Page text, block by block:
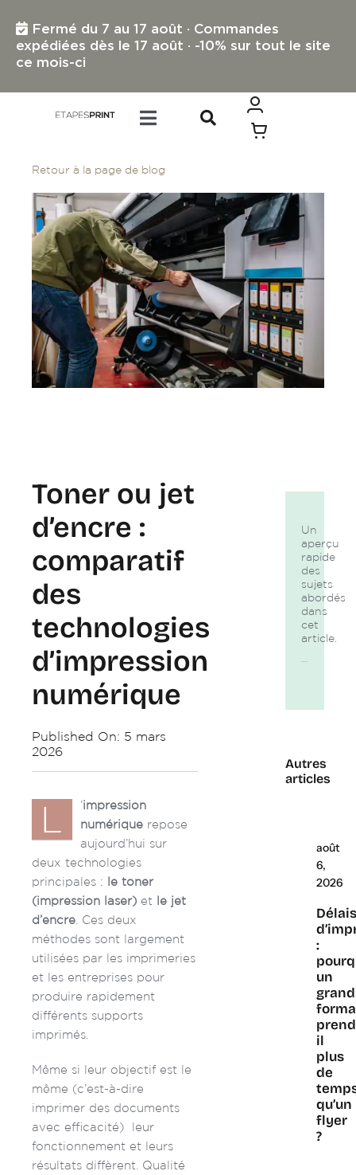
contenuFermé du 7 au 17 août · Commandes
expédiées dès le 17 août · -10% sur tout le site
ce mois-ci
Toggle
IMPRESSION PETIT FORMAT
IMPRESSION GRAND FORMAT
PROFESSIONNELS
Retour à la page de blog
Toner ou jet
d’encre :
comparatif
des
technologies
d’impression
numérique
Published On: 5 mars
2026
L ’impression
numériquerepose
aujourd’hui sur
deux technologies
principales : le toner
(impression laser)et le jet
d’encre. Ces deux
méthodes sont largement
utilisées par les imprimeries
et les entreprises pour
produire rapidement
différents supports
imprimés.
Même si leur objectif est le
même (c’est-à-dire
imprimer des documents
avec efficacité) leur
fonctionnement et leurs
résultats diffèrent. Qualité
Un
aperçu
rapide
des
sujets
abordés
dans
cet
article.
Autres
articles
août
6,
2026
:
un
grand
il
plus
de
qu’un
flyer
?